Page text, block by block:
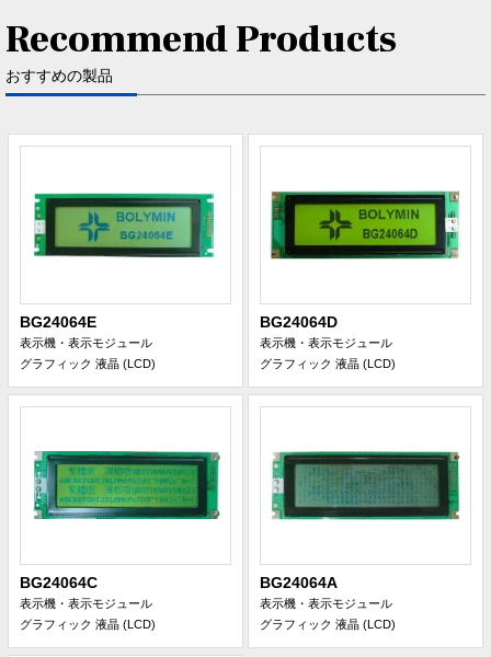
Recommend Products
おすすめの製品
BG24064E
表示機・表示モジュール
グラフィック 液晶 (LCD)
BG24064D
表示機・表示モジュール
グラフィック 液晶 (LCD)
BG24064C
表示機・表示モジュール
グラフィック 液晶 (LCD)
BG24064A
表示機・表示モジュール
グラフィック 液晶 (LCD)